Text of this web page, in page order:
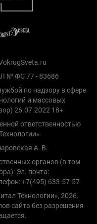
№ ФС 77 - 83686
по надзору в сфере
и массовых
26.07.2022 18+
ответственностью
А. В.
органов (в том
Эл. почта:
+7(495) 633-57-57
Технологии», 2026.
сайта без разрешения